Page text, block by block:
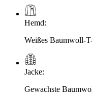
Hemd:
Weißes Baumwoll-
Jacke:
Gewachste